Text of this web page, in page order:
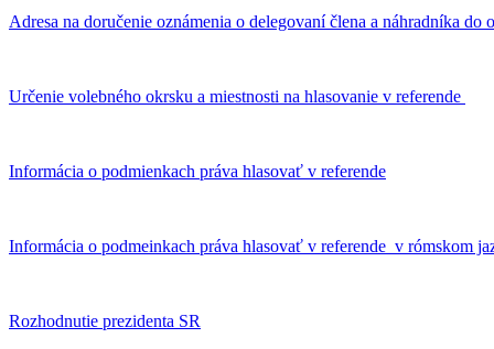
Adresa na doručenie oznámenia o delegovaní člena a náhradníka
Určenie volebného okrsku a miestnosti na hlasovanie v referende
Informácia o podmienkach práva hlasovať v referende
Informácia o podmeinkach práva hlasovať v referende v rómskom
Rozhodnutie prezidenta SR